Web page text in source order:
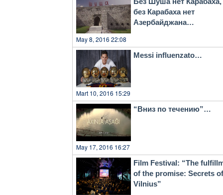
qurub yaratdığı insanlıq
inanıram ki, bu yolun
без Карабаха нет
Азербайджана…
May 8, 2016 22:08
Messi influenzato…
Mart 10, 2016 15:29
“Вниз по течению”…
May 17, 2016 16:27
Film Festival: “The
of the promise: Secrets of
Vilnius”